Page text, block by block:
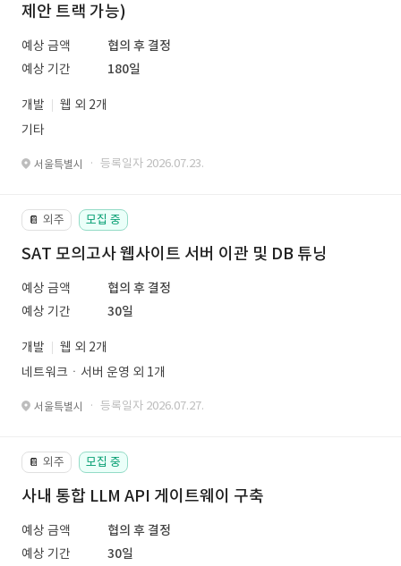
제안 트랙 가능)
예상 금액
협의 후 결정
예상 기간
180일
개발
웹 외 2개
기타
서울특별시 · 등록일자 2026.07.23.
📔 외주 모집 중
SAT 모의고사 웹사이트 서버 이관 및 DB 튜닝
예상 금액
협의 후 결정
예상 기간
30일
개발
웹 외 2개
네트워크ㆍ서버 운영 외 1개
서울특별시 · 등록일자 2026.07.27.
📔 외주 모집 중
사내 통합 LLM API 게이트웨이 구축
예상 금액
협의 후 결정
예상 기간
30일